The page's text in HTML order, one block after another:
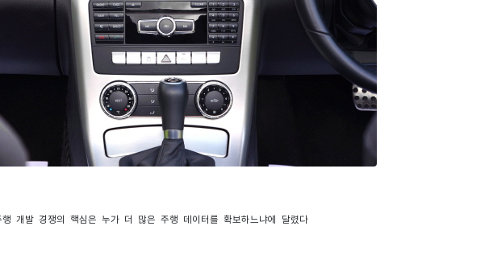
개발 경쟁의 핵심은 누가 더 많은 주행 데이터를 확보하느냐에 달렸다